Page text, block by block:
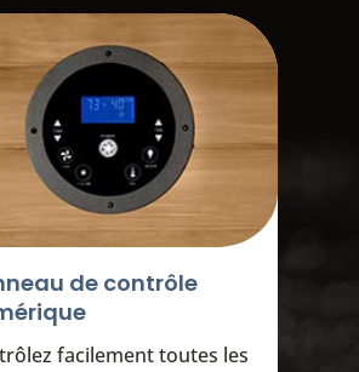
de contrôle
facilement toutes les